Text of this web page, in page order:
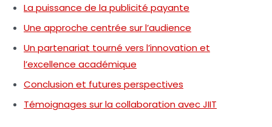
La puissance de la publicité payante
Une approche centrée sur l’audience
Un partenariat tourné vers l’innovation et
l’excellence académique
Conclusion et futures perspectives
Témoignages sur la collaboration avec JIIT